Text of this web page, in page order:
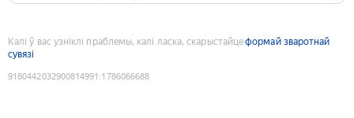
Калі ў вас узніклі праблемы, калі ласка, скарыстайцеформай зваротнай
сувязі
9180442032900814991 :1786066688